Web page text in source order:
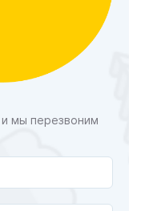
мы перезвоним